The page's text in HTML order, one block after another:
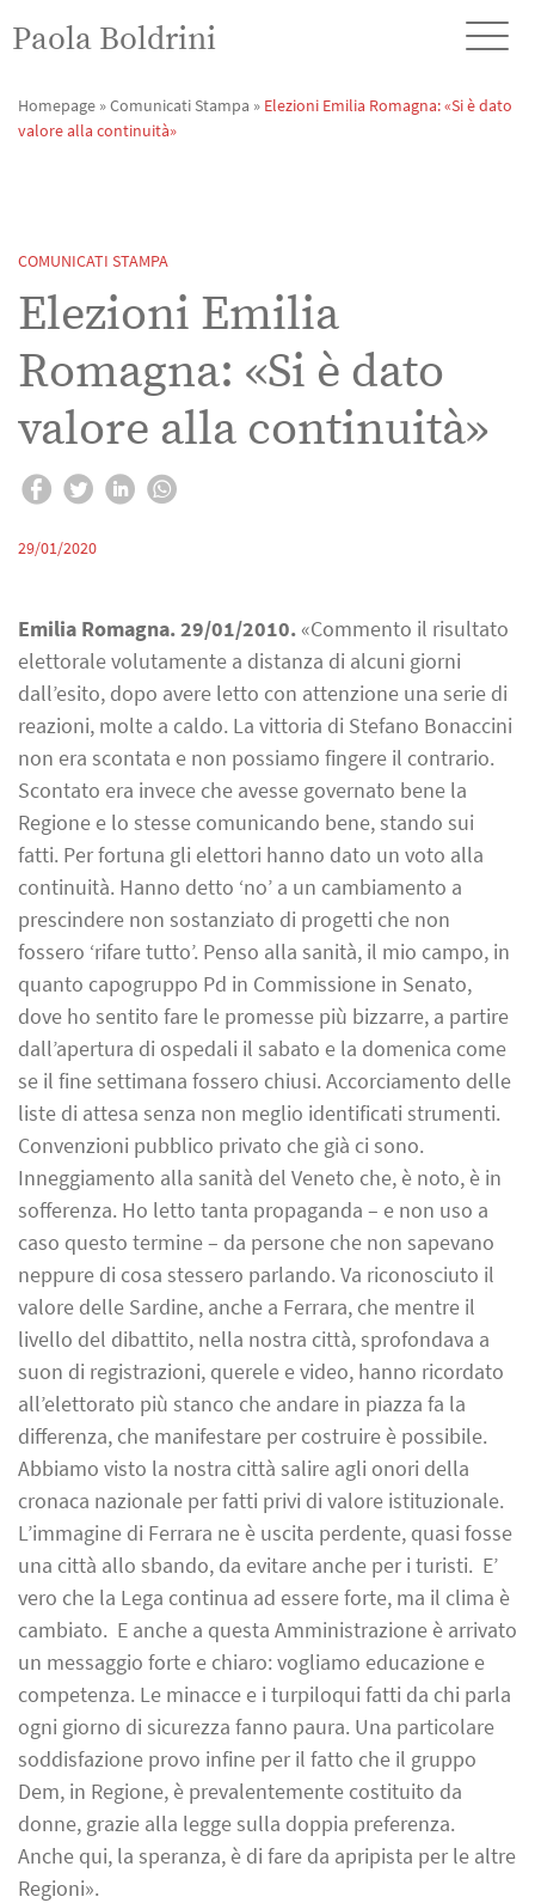
Paola Boldrini
Homepage »Comunicati Stampa » Elezioni Emilia Romagna: «Si è dato
valore alla continuità»
COMUNICATI STAMPA
Elezioni Emilia
Romagna: «Si è dato
valore alla continuità»
29/01/2020
Emilia Romagna. 29/01/2010.«Commento il risultato
elettorale volutamente a distanza di alcuni giorni
dall’esito, dopo avere letto con attenzione una serie di
reazioni, molte a caldo. La vittoria di Stefano Bonaccini
non era scontata e non possiamo fingere il contrario.
Scontato era invece che avesse governato bene la
Regione e lo stesse comunicando bene, stando sui
fatti. Per fortuna gli elettori hanno dato un voto alla
continuità. Hanno detto ‘no’ a un cambiamento a
prescindere non sostanziato di progetti che non
fossero ‘rifare tutto’. Penso alla sanità, il mio campo, in
quanto capogruppo Pd in Commissione in Senato,
dove ho sentito fare le promesse più bizzarre, a partire
dall’apertura di ospedali il sabato e la domenica come
se il fine settimana fossero chiusi. Accorciamento delle
liste di attesa senza non meglio identificati strumenti.
Convenzioni pubblico privato che già ci sono.
Inneggiamento alla sanità del Veneto che, è noto, è in
sofferenza. Ho letto tanta propaganda – e non uso a
caso questo termine – da persone che non sapevano
neppure di cosa stessero parlando. Va riconosciuto il
valore delle Sardine, anche a Ferrara, che mentre il
livello del dibattito, nella nostra città, sprofondava a
suon di registrazioni, querele e video, hanno ricordato
all’elettorato più stanco che andare in piazza fa la
differenza, che manifestare per costruire è possibile.
Abbiamo visto la nostra città salire agli onori della
cronaca nazionale per fatti privi di valore istituzionale.
L’immagine di Ferrara ne è uscita perdente, quasi fosse
una città allo sbando, da evitare anche per i turisti. E’
vero che la Lega continua ad essere forte, ma il clima è
cambiato. E anche a questa Amministrazione è arrivato
un messaggio forte e chiaro: vogliamo educazione e
competenza. Le minacce e i turpiloqui fatti da chi parla
ogni giorno di sicurezza fanno paura. Una particolare
soddisfazione provo infine per il fatto che il gruppo
Dem, in Regione, è prevalentemente costituito da
donne, grazie alla legge sulla doppia preferenza.
Anche qui, la speranza, è di fare da apripista per le altre
Regioni».